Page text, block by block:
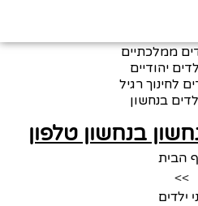
ממלכתיים
יהודיים
לחינוך רגיל
בנחשון
בנחשון טלפון
הבית
>>
ילדים